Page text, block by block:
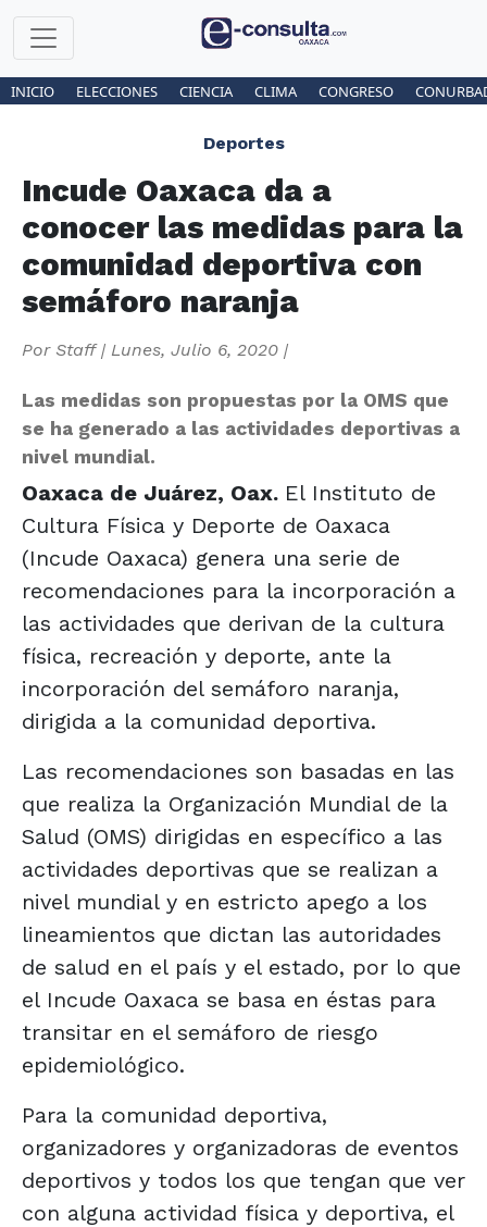
INICIO ELECCIONES CIENCIA CLIMA CONGRESO
Deportes
Incude Oaxaca da a
conocer las medidas para la
comunidad deportiva con
semáforo naranja
Por Staff| Lunes, Julio 6, 2020 |
Las medidas son propuestas por la OMS que
se ha generado a las actividades deportivas a
nivel mundial.
Oaxaca de Juárez, Oax. El Instituto de
Cultura Física y Deporte de Oaxaca
(Incude Oaxaca) genera una serie de
recomendaciones para la incorporación a
las actividades que derivan de la cultura
física, recreación y deporte, ante la
incorporación del semáforo naranja,
dirigida a la comunidad deportiva.
Las recomendaciones son basadas en las
que realiza la Organización Mundial de la
Salud (OMS) dirigidas en específico a las
actividades deportivas que se realizan a
nivel mundial y en estricto apego a los
lineamientos que dictan las autoridades
de salud en el país y el estado, por lo que
el Incude Oaxaca se basa en éstas para
transitar en el semáforo de riesgo
epidemiológico.
Para la comunidad deportiva,
organizadores y organizadoras de eventos
deportivos y todos los que tengan que ver
con alguna actividad física y deportiva, el